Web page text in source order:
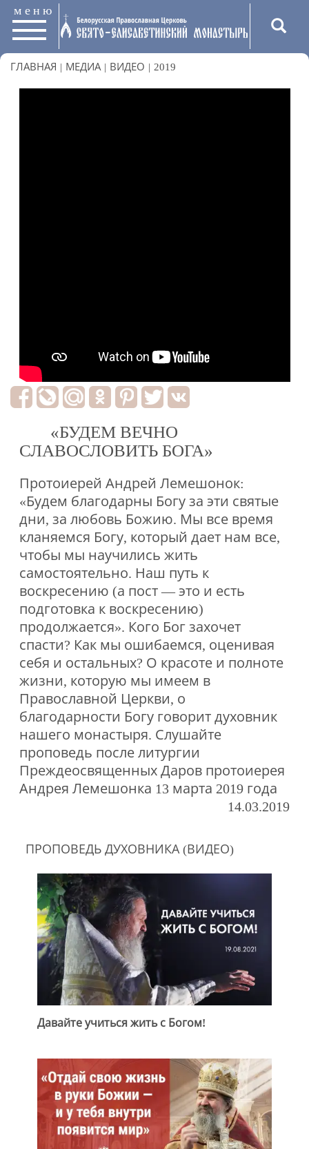
меню
ГЛАВНАЯ | МЕДИА | ВИДЕО | 2019
«БУДЕМ ВЕЧНО
СЛАВОСЛОВИТЬ БОГА»
Протоиерей Андрей Лемешонок:
«Будем благодарны Богу за эти святые
дни, за любовь Божию. Мы все время
кланяемся Богу, который дает нам все,
чтобы мы научились жить
самостоятельно. Наш путь к
воскресению (а пост — это и есть
подготовка к воскресению)
продолжается». Кого Бог захочет
спасти? Как мы ошибаемся, оценивая
себя и остальных? О красоте и полноте
жизни, которую мы имеем в
Православной Церкви, о
благодарности Богу говорит духовник
нашего монастыря. Слушайте
проповедь после литургии
Преждеосвященных Даров протоиерея
Андрея Лемешонка 13 марта 2019 года
14.03.2019
ПРОПОВЕДЬ ДУХОВНИКА (ВИДЕО)
Давайте учиться жить с Богом!